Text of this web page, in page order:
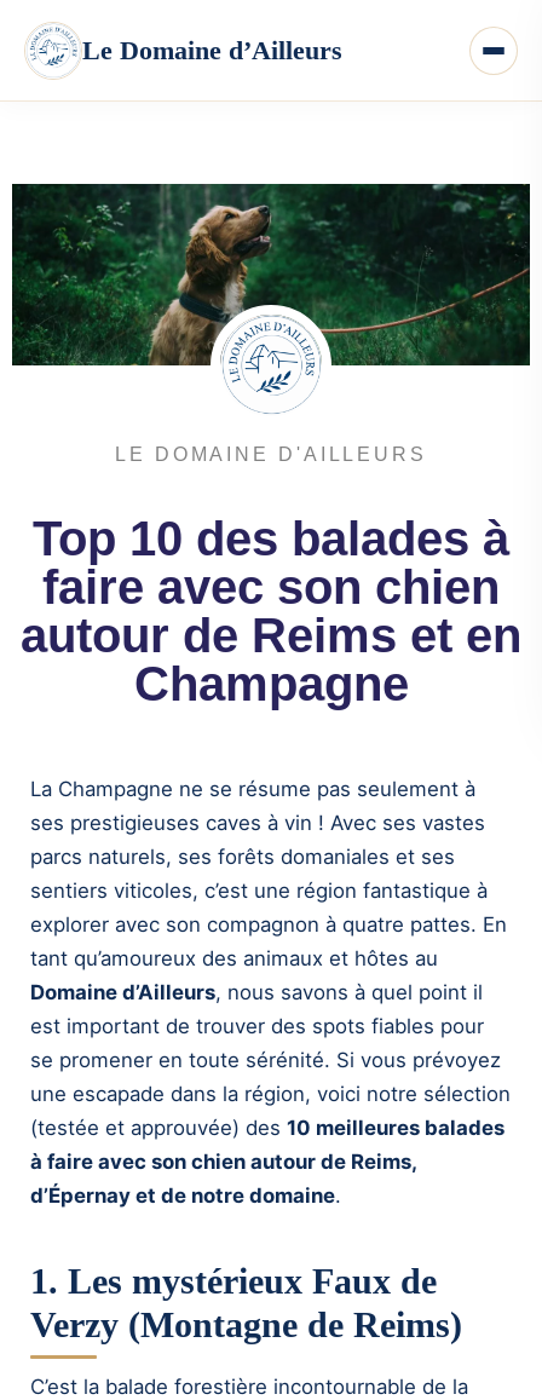
LE DOMAINE D'AILLEURS
Top 10 des balades à
faire avec son chien
autour de Reims et en
Champagne
La Champagne ne se résume pas seulement à
ses prestigieuses caves à vin ! Avec ses vastes
parcs naturels, ses forêts domaniales et ses
sentiers viticoles, c’est une région fantastique à
explorer avec son compagnon à quatre pattes. En
tant qu’amoureux des animaux et hôtes au
Domaine d’Ailleurs, nous savons à quel point il
est important de trouver des spots fiables pour
se promener en toute sérénité. Si vous prévoyez
une escapade dans la région, voici notre sélection
(testée et approuvée) des 10 meilleures balades
à faire avec son chien autour de Reims,
d’Épernay et de notre domaine.
1. Les mystérieux Faux de
Verzy (Montagne de Reims)
C’est la balade forestière incontournable de la